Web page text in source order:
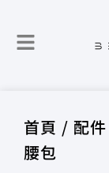
首頁 / 配件
腰包